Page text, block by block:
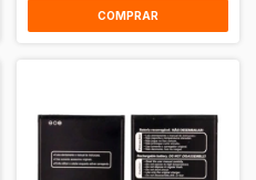
COMPRAR